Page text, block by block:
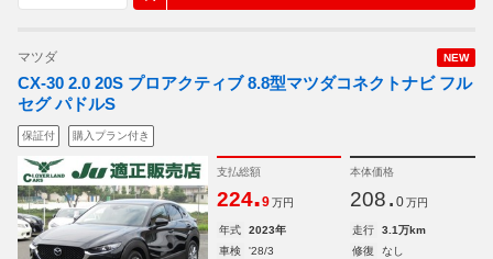
NEW
マツダ
CX-30 2.0 20S プロアクティブ 8.8型マツダコネクトナビ フル
セグ パドルS
保証付 購入プラン付き
支払総額
224.9 万円
本体価格
208. 0 万円
年式 2023年 走行
3.1万km
車検
'28/3 修復
なし